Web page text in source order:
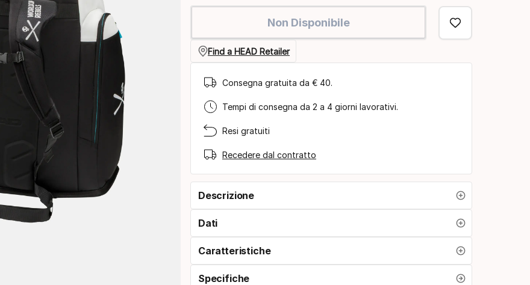
Non Disponibile
Find a HEAD Retailer
Consegna gratuita da € 40.
Tempi di consegna da 2 a 4 giorni lavorativi.
Resi gratuiti
Recedere dal contratto
Descrizione
Dati
Caratteristiche
Specifiche